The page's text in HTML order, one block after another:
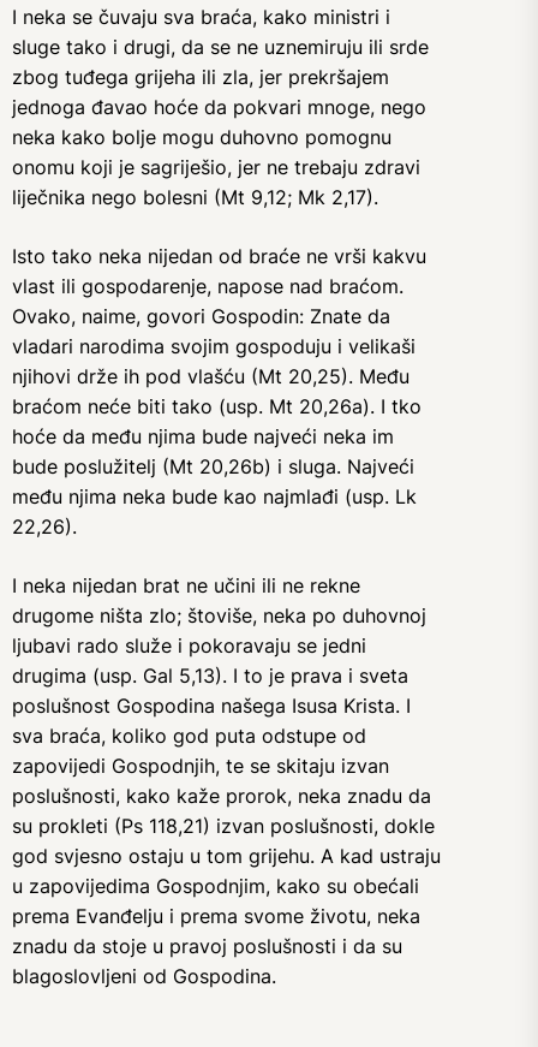
I neka se čuvaju sva braća, kako ministri i
sluge tako i drugi, da se ne uznemiruju ili srde
zbog tuđega grijeha ili zla, jer prekršajem
jednoga đavao hoće da pokvari mnoge, nego
neka kako bolje mogu duhovno pomognu
onomu koji je sagriješio, jer ne trebaju zdravi
liječnika nego bolesni (Mt 9,12; Mk 2,17).
Isto tako neka nijedan od braće ne vrši kakvu
vlast ili gospodarenje, napose nad braćom.
Ovako, naime, govori Gospodin: Znate da
vladari narodima svojim gospoduju i velikaši
njihovi drže ih pod vlašću (Mt 20,25). Među
braćom neće biti tako (usp. Mt 20,26a). I tko
hoće da među njima bude najveći neka im
bude poslužitelj (Mt 20,26b) i sluga. Najveći
među njima neka bude kao najmlađi (usp. Lk
22,26).
I neka nijedan brat ne učini ili ne rekne
drugome ništa zlo; štoviše, neka po duhovnoj
ljubavi rado služe i pokoravaju se jedni
drugima (usp. Gal 5,13). I to je prava i sveta
poslušnost Gospodina našega Isusa Krista. I
sva braća, koliko god puta odstupe od
zapovijedi Gospodnjih, te se skitaju izvan
poslušnosti, kako kaže prorok, neka znadu da
su prokleti (Ps 118,21) izvan poslušnosti, dokle
god svjesno ostaju u tom grijehu. A kad ustraju
u zapovijedima Gospodnjim, kako su obećali
prema Evanđelju i prema svome životu, neka
znadu da stoje u pravoj poslušnosti i da su
blagoslovljeni od Gospodina.